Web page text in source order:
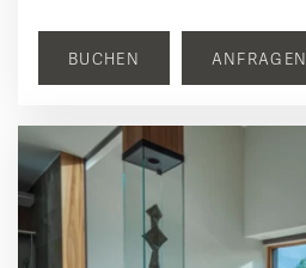
BUCHEN ANFRAGEN